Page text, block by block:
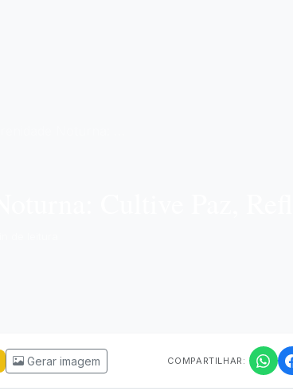
Gerar imagem COMPARTILHAR: